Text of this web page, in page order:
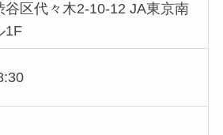
谷区代々木2-10-12 JA東京南
1F